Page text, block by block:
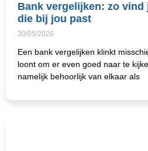
Bank vergelijken: zo vind
die bij jou past
20/05/2026
Een bank vergelijken klinkt
loont om er even goed naar te
namelijk behoorlijk van elkaar als